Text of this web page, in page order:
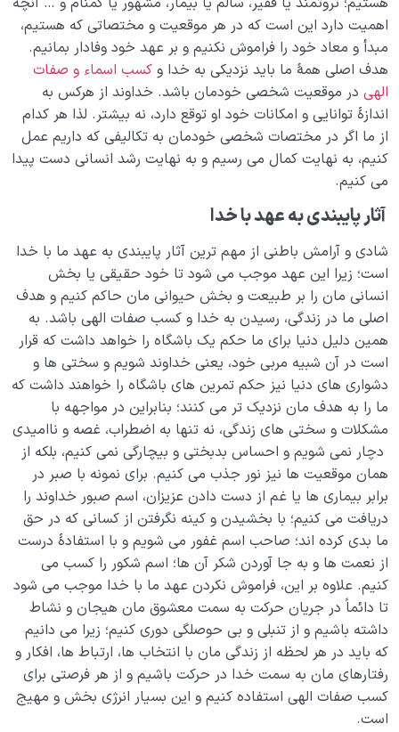
اهمیت دارد این است که در هر موقعیت و مختصاتی که هستیم،
مبدأ و معاد خود را فراموش نکنیم و بر عهد خود وفادار بمانیم.
هدف اصلی همۀ ما باید نزدیکی به خدا و کسب اسماء و صفات
الهی در موقعیت شخصی خودمان باشد. خداوند از هرکس به
اندازۀ توانایی و امکانات خود او توقع دارد، نه بیشتر. لذا هر کدام
از ما اگر در مختصات شخصی خودمان به تکالیفی که داریم عمل
کنیم، به نهایت کمال می رسیم و به نهایت رشد انسانی دست پیدا
می کنیم.
آثار پایبندی به عهد با خدا
شادی و آرامش باطنی از مهم ترین آثار پایبندی به عهد ما با خدا
است؛ زیرا این عهد موجب می شود تا خود حقیقی یا بخش
انسانی مان را بر طبیعت و بخش حیوانی مان حاکم کنیم و هدف
اصلی ما در زندگی، رسیدن به خدا و کسب صفات الهی باشد. به
همین دلیل دنیا برای ما حکم یک باشگاه را خواهد داشت که قرار
است در آن شبیه مربی خود، یعنی خداوند شویم و سختی ها و
دشواری های دنیا نیز حکم تمرین های باشگاه را خواهند داشت که
ما را به هدف مان نزدیک تر می کنند؛ بنابراین در مواجهه با
مشکلات و سختی های زندگی، نه تنها به اضطراب، غصه و ناامیدی
دچار نمی شویم و احساس بدبختی و بیچارگی نمی کنیم، بلکه از
همان موقعیت ها نیز نور جذب می کنیم. برای نمونه با صبر در
برابر بیماری ها یا غم از دست دادن عزیزان، اسم صبور خداوند را
دریافت می کنیم؛ با بخشیدن و کینه نگرفتن از کسانی که در حق
ما بدی کرده اند؛ صاحب اسم غفور می شویم و با استفادۀ درست
از نعمت ها و به جا آوردن شکر آن ها؛ اسم شکور را کسب می
کنیم. علاوه بر این، فراموش نکردن عهد ما با خدا موجب می شود
تا دائماً در جریان حرکت به سمت معشوق مان هیجان و نشاط
داشته باشیم و از تنبلی و بی حوصلگی دوری کنیم؛ زیرا می دانیم
که باید در هر لحظه از زندگی مان با انتخاب ها، ارتباط ها، افکار و
رفتارهای مان به سمت خدا در حرکت باشیم و از هر فرصتی برای
کسب صفات الهی استفاده کنیم و این بسیار انرژی بخش و مهیج
است.